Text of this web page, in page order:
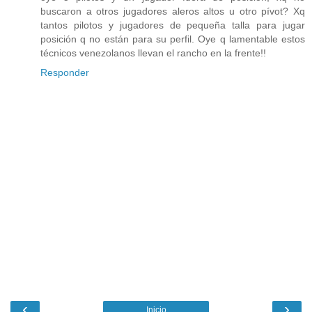
buscaron a otros jugadores aleros altos u otro pívot? Xq
tantos pilotos y jugadores de pequeña talla para jugar
posición q no están para su perfil. Oye q lamentable estos
técnicos venezolanos llevan el rancho en la frente!!
Responder
Inicio